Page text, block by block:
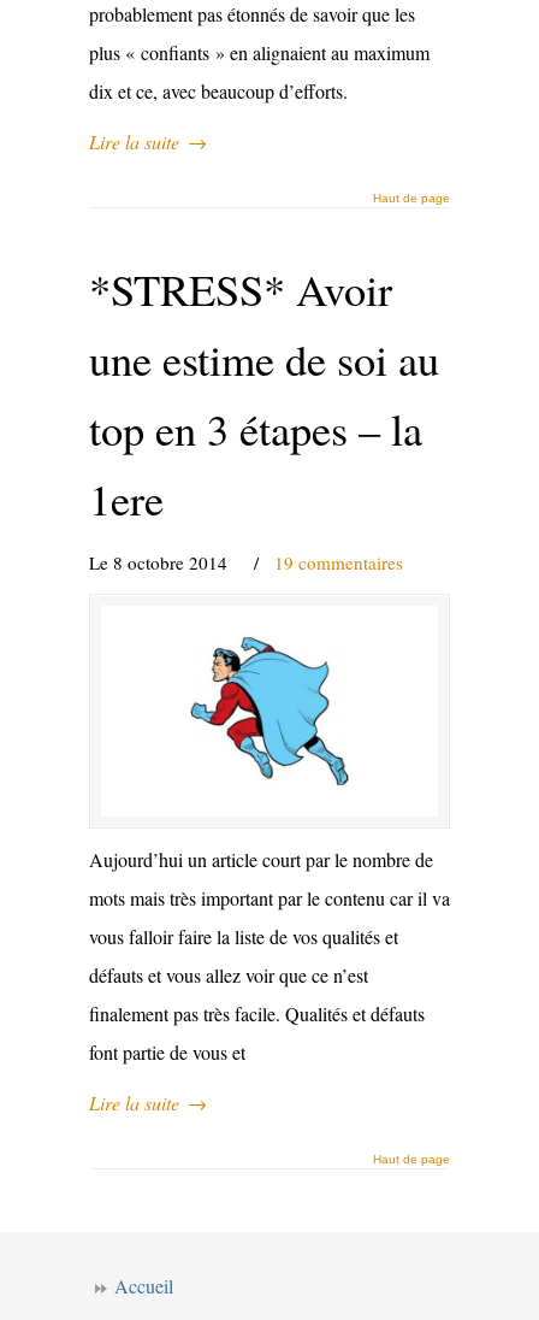
probablement pas étonnés de savoir que les
plus « confiants » en alignaient au maximum
dix et ce, avec beaucoup d’efforts.
Lire la suite →
Haut de page
*STRESS* Avoir
une estime de soi au
top en 3 étapes – la
1ere
Le 8 octobre 2014 / 19 commentaires
Aujourd’hui un article court par le nombre de
mots mais très important par le contenu car il va
vous falloir faire la liste de vos qualités et
défauts et vous allez voir que ce n’est
finalement pas très facile. Qualités et défauts
font partie de vous et
Lire la suite →
Haut de page
Accueil